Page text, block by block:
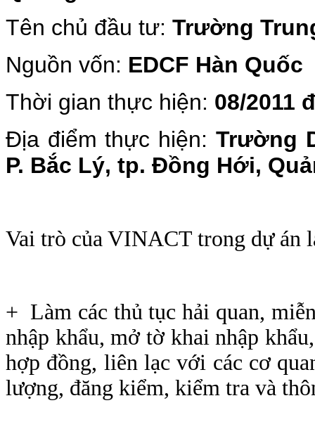
Tên chủ đầu tư: Trường
Nguồn vốn: EDCF Hàn Quốc
Thời gian thực hiện: 08/2011
Địa điểm thực hiện: Trường
P. Bắc Lý, tp. Đồng Hới,
Vai trò của VINACT trong dự án
+ Làm các thủ tục hải quan,
nhập khẩu, mở tờ khai nhập
hợp đồng, liên lạc với các cơ
lượng, đăng kiểm, kiểm tra và